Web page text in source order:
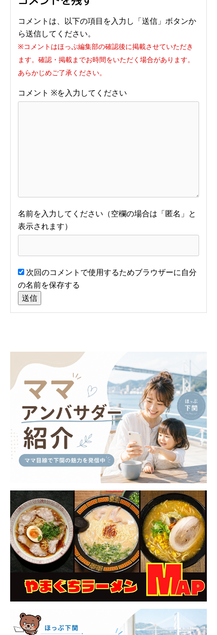
コメントは、以下の項目を入力し「送信」ボタンか
ら送信してください。
※コメントはほっぷ編集部の確認後に掲載させていただき
ます。確認・掲載までお時間をいただく場合があります。
あらかじめご了承ください。
コメント ※
名前
次回のコメントで使用するためブラウザーに自分
の名前を保存する